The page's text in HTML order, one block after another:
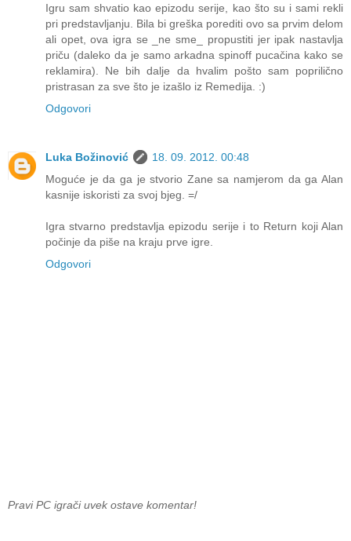
Igru sam shvatio kao epizodu serije, kao što su i sami rekli
pri predstavljanju. Bila bi greška porediti ovo sa prvim delom
ali opet, ova igra se _ne sme_ propustiti jer ipak nastavlja
priču (daleko da je samo arkadna spinoff pucačina kako se
reklamira). Ne bih dalje da hvalim pošto sam poprilično
pristrasan za sve što je izašlo iz Remedija. :)
Odgovori
Luka Božinović
18. 09. 2012. 00:48
Moguće je da ga je stvorio Zane sa namjerom da ga Alan
kasnije iskoristi za svoj bjeg. =/
Igra stvarno predstavlja epizodu serije i to Return koji Alan
počinje da piše na kraju prve igre.
Odgovori
Pravi PC igrači uvek ostave komentar!